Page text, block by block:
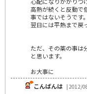
高熱が続くと反動で
事ではないそうです。
翌日には平熱まで戻
ただ、その薬の事は
と思います。
お大事に
こんばんは | 2012/